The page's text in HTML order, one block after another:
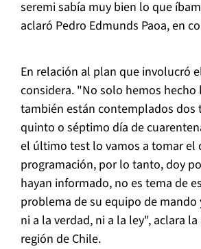
seremi sabía muy bien lo que
aclaró Pedro Edmunds Paoa, en
En relación al plan que involucró
considera. "No solo hemos
también están contemplados dos
quinto o séptimo día de
el último test lo vamos a tomar el
programación, por lo tanto, doy
hayan informado, no es tema de
problema de su equipo de
ni a la verdad, ni a la ley", aclara
región de Chile.